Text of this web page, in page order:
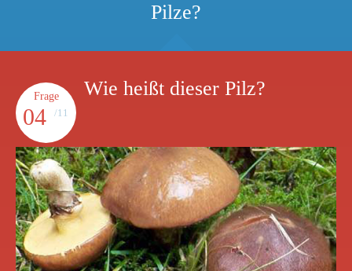
Pilze?
Frage
04 /11
Wie heißt dieser Pilz?